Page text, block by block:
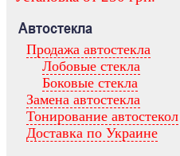
Автостекла
Продажа автостекла
Лобовые стекла
Боковые стекла
Замена автостекла
Тонирование автостекол
Доставка по Украине